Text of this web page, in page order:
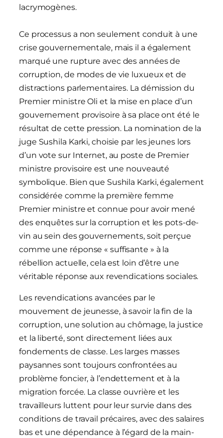
lacrymogènes.
Ce processus a non seulement conduit à une
crise gouvernementale, mais il a également
marqué une rupture avec des années de
corruption, de modes de vie luxueux et de
distractions parlementaires. La démission du
Premier ministre Oli et la mise en place d’un
gouvernement provisoire à sa place ont été le
résultat de cette pression. La nomination de la
juge Sushila Karki, choisie par les jeunes lors
d’un vote sur Internet, au poste de Premier
ministre provisoire est une nouveauté
symbolique. Bien que Sushila Karki, également
considérée comme la première femme
Premier ministre et connue pour avoir mené
des enquêtes sur la corruption et les pots-de-
vin au sein des gouvernements, soit perçue
comme une réponse « suffisante » à la
rébellion actuelle, cela est loin d’être une
véritable réponse aux revendications sociales.
Les revendications avancées par le
mouvement de jeunesse, à savoir la fin de la
corruption, une solution au chômage, la justice
et la liberté, sont directement liées aux
fondements de classe. Les larges masses
paysannes sont toujours confrontées au
problème foncier, à l’endettement et à la
migration forcée. La classe ouvrière et les
travailleurs luttent pour leur survie dans des
conditions de travail précaires, avec des salaires
bas et une dépendance à l’égard de la main-